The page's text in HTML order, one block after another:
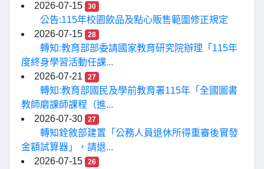
2026-07-15
30
公告:115年校園飲品及點心販售範圍修正規定
2026-07-15
28
轉知:教育部部委請國家教育研究院辦理「115年
度終身學習活動任課...
2026-07-21
27
轉知:教育部國民及學前教育署115年「全國圖書
教師磨課師課程（進...
2026-07-30
27
轉知銓敘部建置「公務人員退休所得重審後實發
金額試算器」，請退...
2026-07-15
26